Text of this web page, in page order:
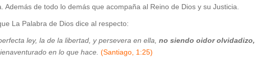
Además de todo lo demás que acompaña al Reino de Dios y su Justicia.
La Palabra de Dios dice al respecto:
ley, la de la libertad, y persevera en ella, no siendo oidor olvidadizo,
en lo que hace. (Santiago, 1:25)